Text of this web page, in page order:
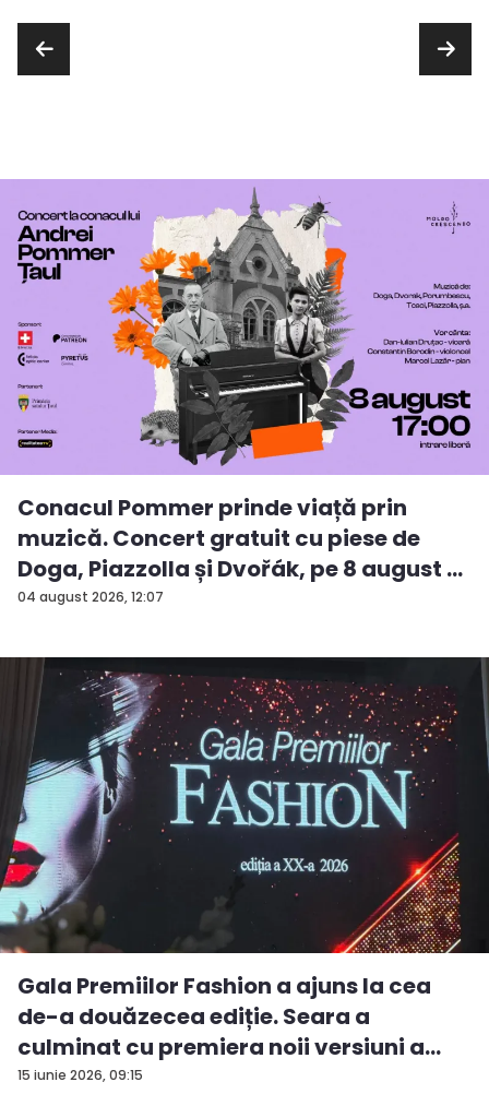
04 august 2026, 12:07
Conacul Pommer prinde viață prin
muzică. Concert gratuit cu piese de
Doga, Piazzolla și Dvořák, pe 8 august ...
15 iunie 2026, 09:15
Gala Premiilor Fashion a ajuns la cea
de-a douăzecea ediție. Seara a
culminat cu premiera noii versiuni a
pie...